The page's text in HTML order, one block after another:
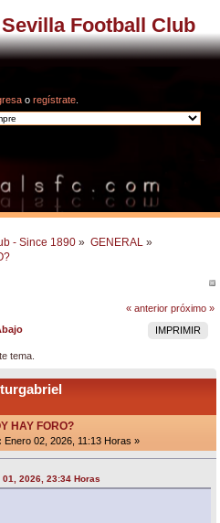
Football Club
o regístrate
- Since 1890 » GENERAL »
« anterior próximo »
IMPRIMIR
tema.
HAY FORO?
Enero 02, 2026, 11:13 Horas »
2026, 23:34 Horas